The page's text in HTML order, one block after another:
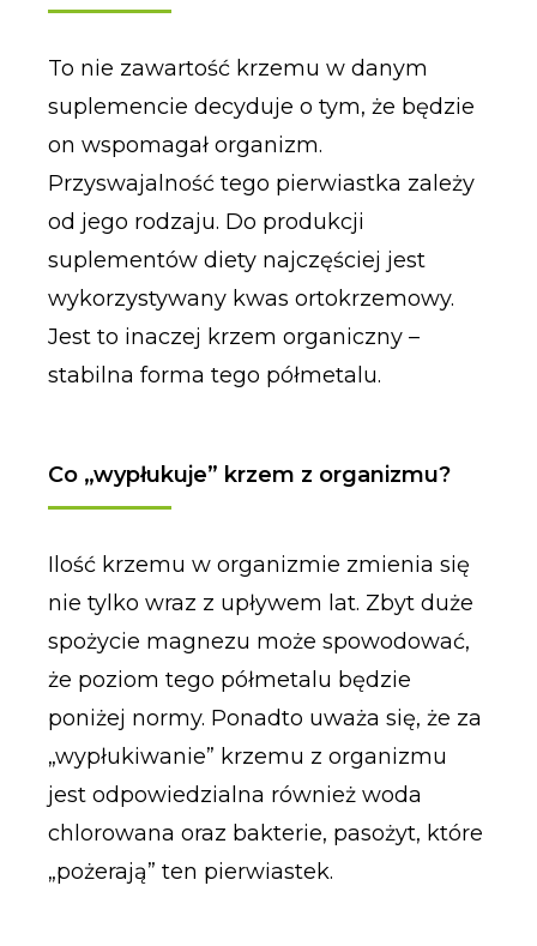
To nie zawartość krzemu w danym
suplemencie decyduje o tym, że będzie
on wspomagał organizm.
Przyswajalność tego pierwiastka zależy
od jego rodzaju. Do produkcji
suplementów diety najczęściej jest
wykorzystywany kwas ortokrzemowy.
Jest to inaczej krzem organiczny –
stabilna forma tego półmetalu.
Co „wypłukuje” krzem z organizmu?
Ilość krzemu w organizmie zmienia się
nie tylko wraz z upływem lat. Zbyt duże
spożycie magnezu może spowodować,
że poziom tego półmetalu będzie
poniżej normy. Ponadto uważa się, że za
„wypłukiwanie” krzemu z organizmu
jest odpowiedzialna również woda
chlorowana oraz bakterie, pasożyt, które
„pożerają” ten pierwiastek.